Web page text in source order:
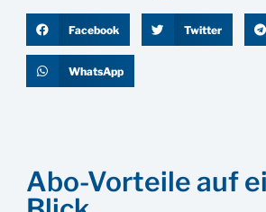
Facebook Twitter
WhatsApp
Abo-Vorteile auf